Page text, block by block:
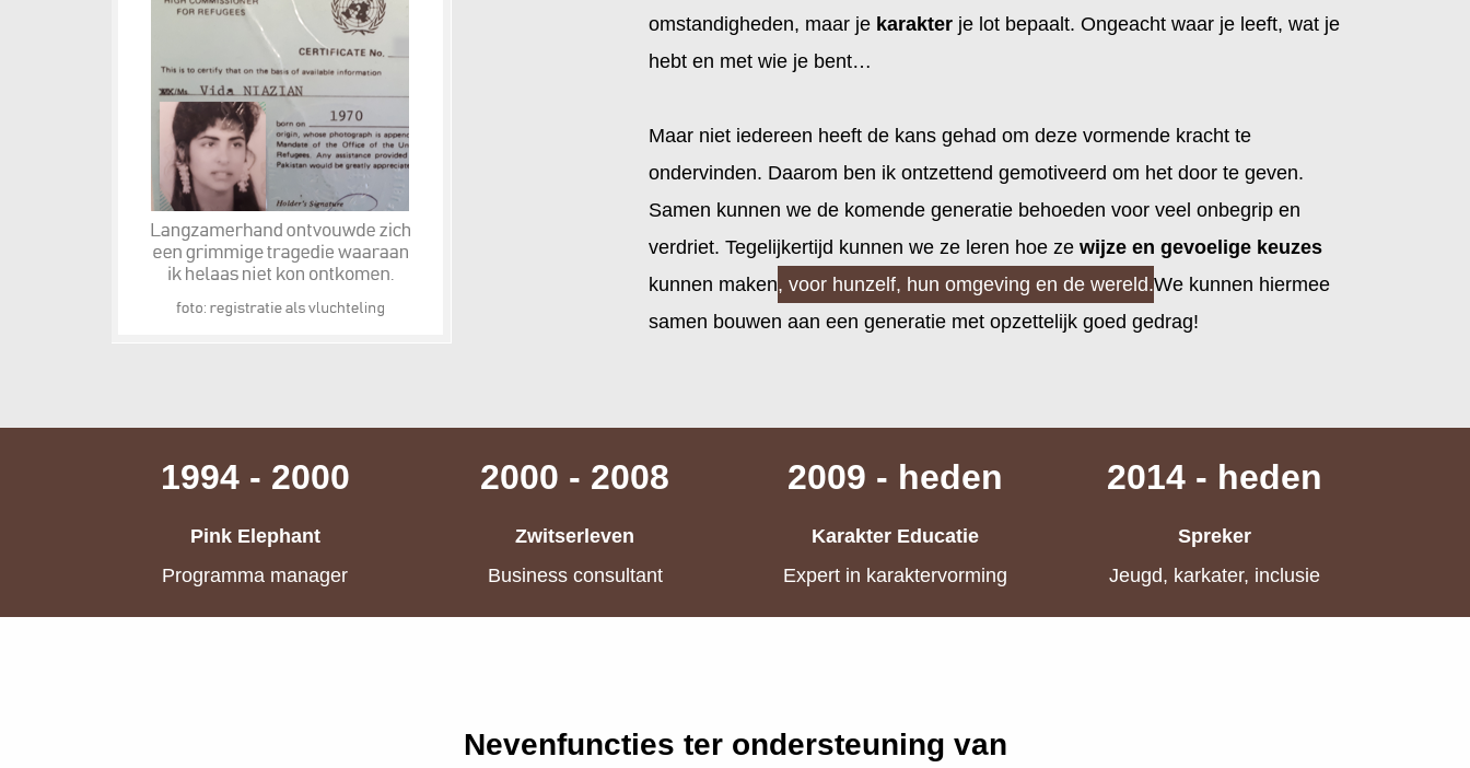
omstandigheden, maar je karakter je lot bepaalt. Ongeacht waar je leeft, wat je
hebt en met wie je bent…
Maar niet iedereen heeft de kans gehad om deze vormende kracht te
ondervinden. Daarom ben ik ontzettend gemotiveerd om het door te geven.
Samen kunnen we de komende generatie behoeden voor veel onbegrip en
verdriet. Tegelijkertijd kunnen we ze leren hoe ze wijze en gevoelige keuzes
kunnen maken, voor hunzelf, hun omgeving en de wereld.We kunnen hiermee
samen bouwen aan een generatie met opzettelijk goed gedrag!
1994 - 2000
Pink Elephant
Programma manager
2000 - 2008
Zwitserleven
Business consultant
2009 - heden
Karakter Educatie
Expert in karaktervorming
2014 - heden
Spreker
Jeugd, karkater, inclusie
Nevenfuncties ter ondersteuning van